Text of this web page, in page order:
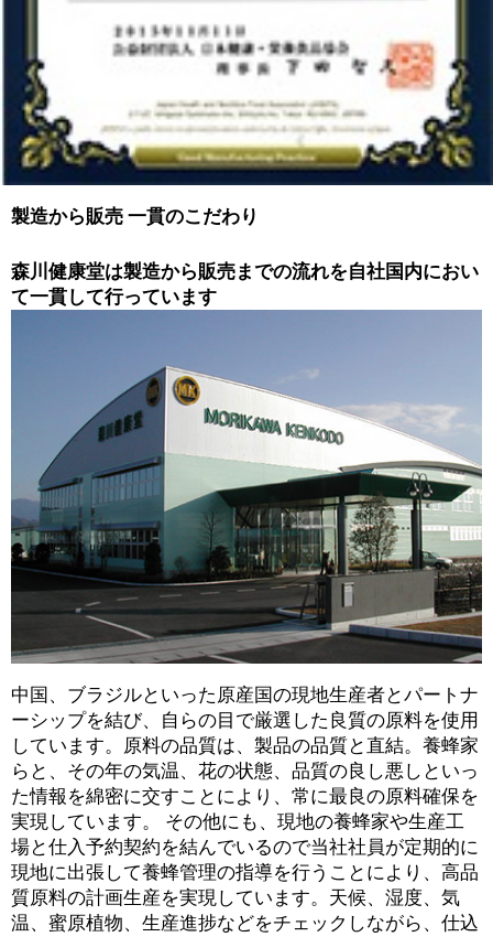
製造から販売 一貫のこだわり
森川健康堂は製造から販売までの流れを自社国内におい
て一貫して行っています
中国、ブラジルといった原産国の現地生産者とパートナ
ーシップを結び、自らの目で厳選した良質の原料を使用
しています。原料の品質は、製品の品質と直結。養蜂家
らと、その年の気温、花の状態、品質の良し悪しといっ
た情報を綿密に交すことにより、常に最良の原料確保を
実現しています。 その他にも、現地の養蜂家や生産工
場と仕入予約契約を結んでいるので当社社員が定期的に
現地に出張して養蜂管理の指導を行うことにより、高品
質原料の計画生産を実現しています。天候、湿度、気
温、蜜原植物、生産進捗などをチェックしながら、仕込